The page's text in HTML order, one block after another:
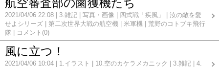
航空審査部の鹵獲機たち
2021/04/06 22:08 3.雑記 写真・画像 四式戦「疾風」
汝の敵を愛
せよシリーズ
第二次世界大戦の航空機 米軍機
荒野のコトブキ飛行
隊
コメント(0)
風に立つ！
2021/04/06 10:04 1.イラスト 10.空のカケラメカニック 3.雑記
4.